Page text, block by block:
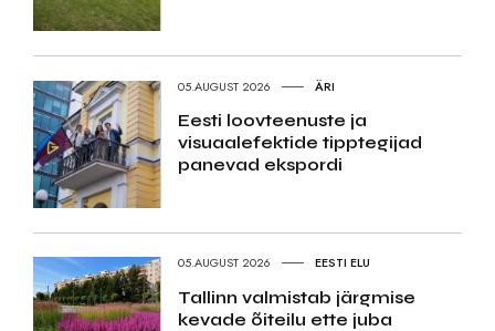
05.AUGUST 2026 ÄRI
Eesti loovteenuste ja
visuaalefektide tipptegijad
panevad ekspordi
05.AUGUST 2026 EESTI ELU
Tallinn valmistab järgmise
kevade õiteilu ette juba